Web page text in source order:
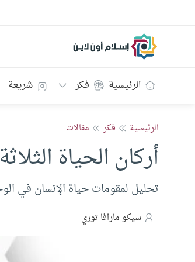
إسلام أون لاين
الرئيسية فكر شريعة
الرئيسية فكر مقالات
أركان الحياة الثلاثة
تحليل لمقومات حياة الإنسان في
سيكو مارافا توري